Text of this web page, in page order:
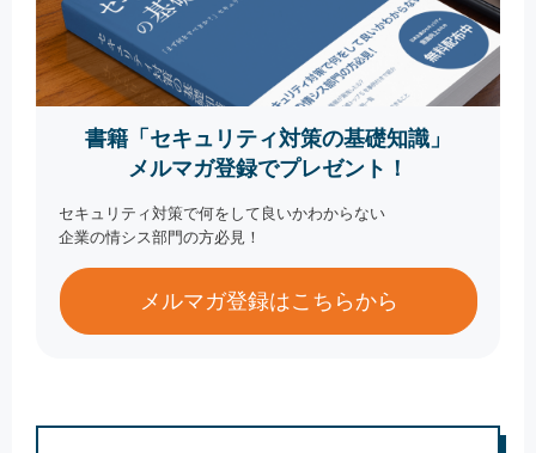
書籍「セキュリティ対策の基礎知識」
メルマガ登録でプレゼント！
セキュリティ対策で何をして良いかわからない
企業の情シス部門の方必見！
メルマガ登録はこちらから